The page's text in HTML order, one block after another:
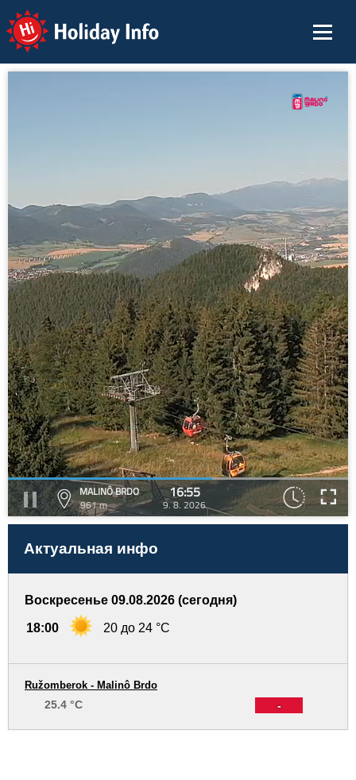
Holiday Info
MALINÔ BRDO
961 m
16:55
9. 8. 2026
Актуальная инфо
Воскресенье 09.08.2026 (сегодня)
18:00 20 до 24 °C
-
Ružomberok - Malinô Brdo
25.4 °C